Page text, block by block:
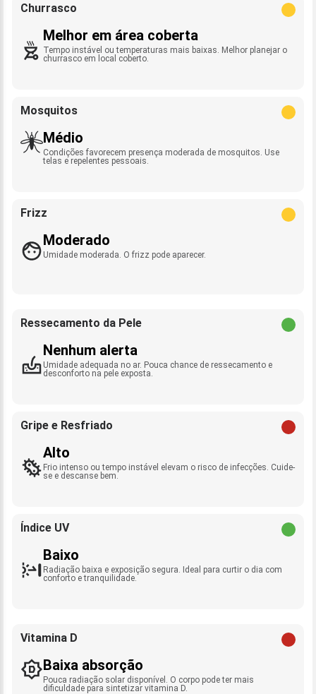
Churrasco
Melhor em área coberta
Tempo instável ou temperaturas mais baixas. Melhor planejar o
churrasco em local coberto.
Mosquitos
Médio
Condições favorecem presença moderada de mosquitos. Use
telas e repelentes pessoais.
Frizz
Moderado
Umidade moderada. O frizz pode aparecer.
Ressecamento da Pele
Nenhum alerta
Umidade adequada no ar. Pouca chance de ressecamento e
desconforto na pele exposta.
Gripe e Resfriado
Alto
Frio intenso ou tempo instável elevam o risco de infecções. Cuide-
se e descanse bem.
Índice UV
Baixo
Radiação baixa e exposição segura. Ideal para curtir o dia com
conforto e tranquilidade.
Vitamina D
Baixa absorção
Pouca radiação solar disponível. O corpo pode ter mais
dificuldade para sintetizar vitamina D.